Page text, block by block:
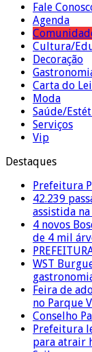
Fale
Agenda
Cultura/
Decoração
Carta do
Moda
Saúde/
Serviços
Vip
Destaques
Prefeitura
42.239
assistida
4 novos
de 4 mil
WST
Feira de
no Parque
Conselho
Prefeitura
para atrair